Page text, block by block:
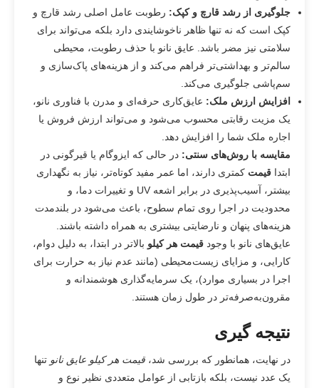
جلوگیری از رشد قارچ و کپک: رطوبت عامل اصلی رشد قارچ و
کپک است که نه تنها ظاهر ناخوشایندی دارد بلکه می‌تواند برای
سلامتی نیز مضر باشد. عایق نانو با حذف رطوبت، محیطی
سالم‌تر و بهداشتی‌تر فراهم می‌کند و از هزینه‌های پاک‌سازی و
سم‌پاشی جلوگیری می‌کند.
افزایش ارزش ملک: عایق‌کاری حرفه‌ای و مدرن با فناوری نانو،
یک مزیت رقابتی محسوب می‌شود و می‌تواند ارزش فروش یا
اجاره ملک شما را افزایش دهد.
مقایسه با روش‌های سنتی: در حالی که ایزوگام یا قیرگونی در
ابتدا قیمت کمتری دارند، اما عمر مفید کوتاه‌تر، نیاز به نگهداری
بیشتر، آسیب‌پذیری در برابر اشعه UV و تغییرات دما، و
محدودیت در اجرا روی تمام سطوح، باعث می‌شود در بلندمدت
هزینه‌های پنهان و نارضایتی بیشتری به همراه داشته باشند.
عایق‌های نانو با وجود قیمت هر کیلو بالاتر در ابتدا، به دلیل دوام،
کارایی، و مزایای زیست‌محیطی (مانند عدم نیاز به حرارت برای
اجرا در بسیاری موارد)، یک سرمایه‌گذاری هوشمندانه و
مقرون‌به‌صرفه‌تر در طول زمان هستند.
نتیجه گیری
در نهایت، همانطور که بررسی شد، قیمت هر کیلو عایق نانو تنها
یک عدد نیست، بلکه بازتابی از عوامل متعددی نظیر نوع و